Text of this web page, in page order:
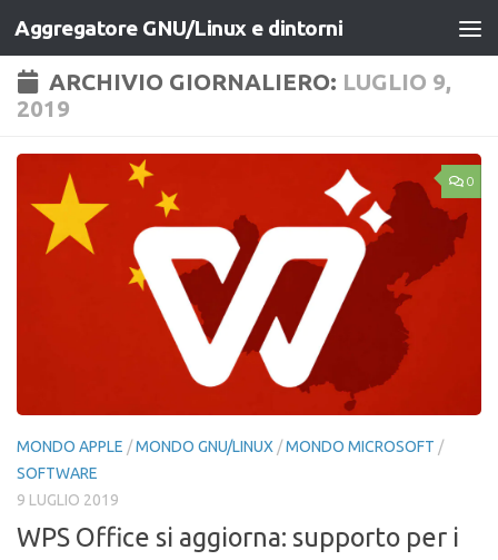
Salta al contenuto
Aggregatore GNU/Linux e dintorni
ARCHIVIO GIORNALIERO: LUGLIO 9,
2019
0
MONDO APPLE /MONDO GNU/LINUX /MONDO MICROSOFT /
SOFTWARE
9 LUGLIO 2019
WPS Office si aggiorna: supporto per i